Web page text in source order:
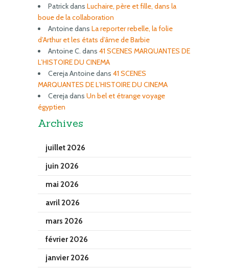
Patrickdans Luchaire, père et fille, dans la
boue de la collaboration
Antoinedans La reporter rebelle, la folie
d’Arthur et les états d’âme de Barbie
Antoine C. dans 41 SCENES MARQUANTES DE
L’HISTOIRE DU CINEMA
Cereja Antoinedans 41 SCENES
MARQUANTES DE L’HISTOIRE DU CINEMA
Cerejadans Un bel et étrange voyage
égyptien
Archives
juillet 2026
juin 2026
mai 2026
avril 2026
mars 2026
février 2026
janvier 2026